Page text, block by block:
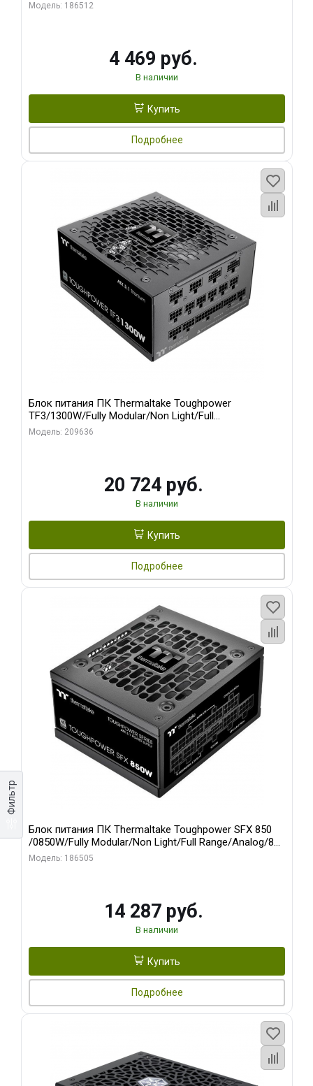
Фильтр
Модель: 186512
4 469 руб.
В наличии
Купить
Подробнее
Блок питания ПК Thermaltake Toughpower
TF3/1300W/Fully Modular/Non Light/Full
Range/Analog/80 Plus Titanium/EU/100% JP CAP/All F
Модель: 209636
20 724 руб.
В наличии
Купить
Подробнее
Блок питания ПК Thermaltake Toughpower SFX 850
/0850W/Fully Modular/Non Light/Full Range/Analog/80
Plus Platinum/EU/100% JP CAP/All Flat Cables/Gen 5
Модель: 186505
14 287 руб.
В наличии
Купить
Подробнее